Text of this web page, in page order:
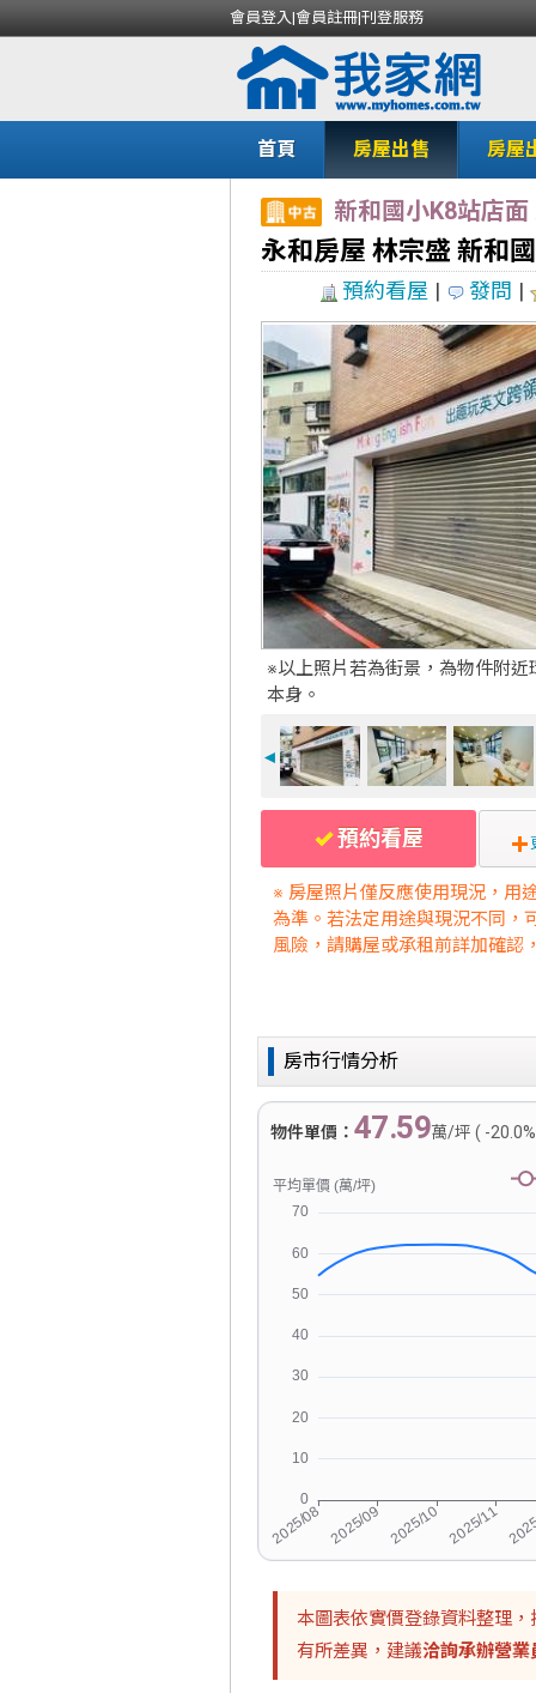
會員登入|會員註冊|刊登服務
首頁 房屋出售 房屋
新和國小K8站店面
永和房屋 林宗盛 新和
預約看屋 | 發問 |
※以上照片若為街景，為物件附近
本身。
◄
預約看屋
※ 房屋照片僅反應使用現況，用
為準。若法定用途與現況不同，
風險，請購屋或承租前詳加確認
房市行情分析
物件單價： 47.59萬/坪 ( -
本圖表依實價登錄資料整理
有所差異，建議洽詢承辦營業